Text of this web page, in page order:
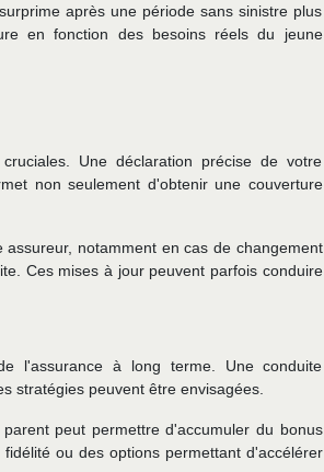
après une période sans sinistre plus
en fonction des besoins réels du jeune
Une déclaration précise de votre
non seulement d'obtenir une couverture
notamment en cas de changement
Ces mises à jour peuvent parfois conduire
l'assurance à long terme. Une conduite
stratégies peuvent être envisagées.
peut permettre d'accumuler du bonus
ou des options permettant d'accélérer